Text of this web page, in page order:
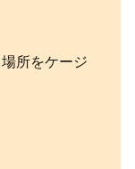
所をケージ